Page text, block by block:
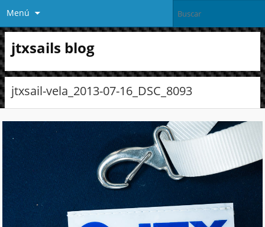
Menú
jtxsails blog
jtxsail-vela_2013-07-16_DSC_8093